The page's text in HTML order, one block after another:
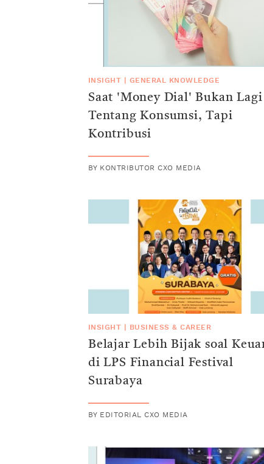
INSIGHT GENERAL KNOWLEDGE
Saat 'Money Dial' Bukan Lagi
Tentang Konsumsi, Tapi
Kontribusi
BY KONTRIBUTOR CXO MEDIA
INSIGHT BUSINESS & CAREER
Belajar Lebih Bijak soal
di LPS Financial Festival
Surabaya
BY EDITORIAL CXO MEDIA